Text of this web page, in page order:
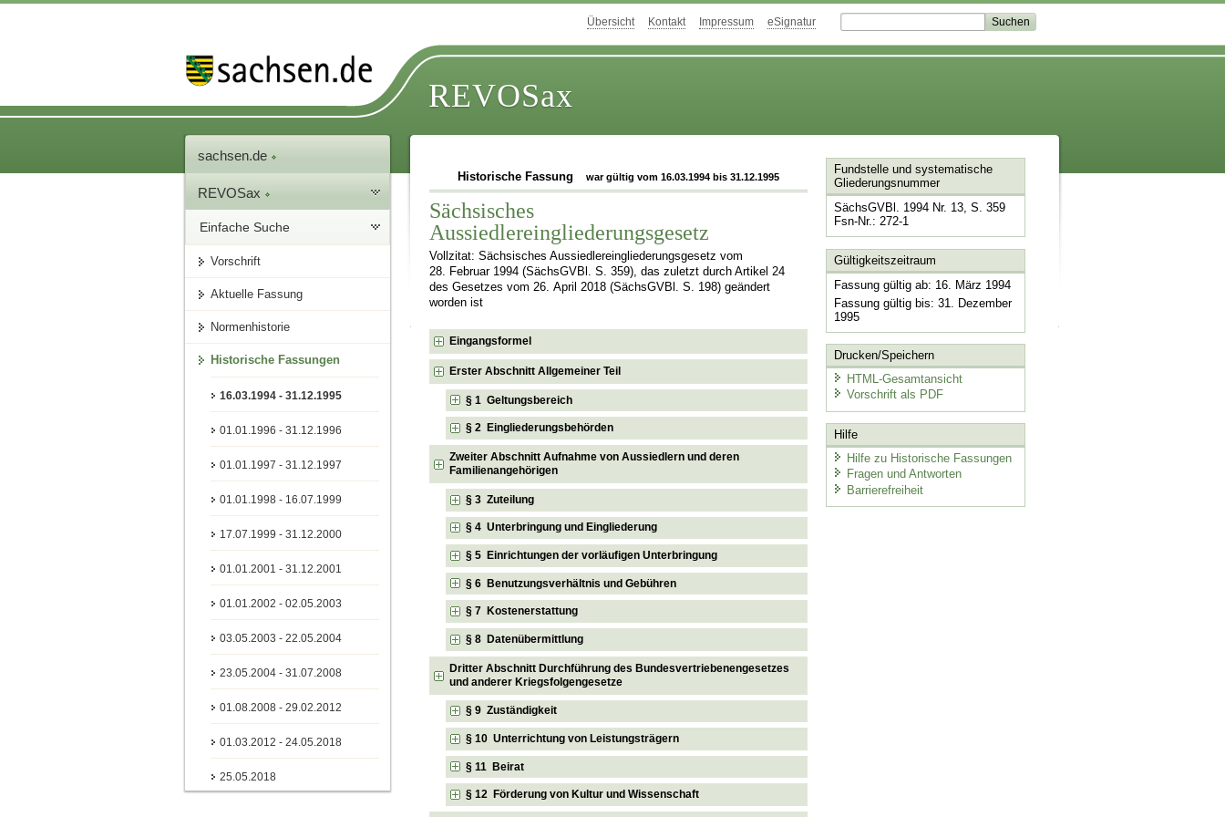
Übersicht Kontakt Impressum eSignatur
REVOSax
sachsen.de
REVOSax
Einfache Suche
Vorschrift
Aktuelle Fassung
Normenhistorie
Historische Fassungen
16.03.1994 - 31.12.1995
01.01.1996 - 31.12.1996
01.01.1997 - 31.12.1997
01.01.1998 - 16.07.1999
17.07.1999 - 31.12.2000
01.01.2001 - 31.12.2001
01.01.2002 - 02.05.2003
03.05.2003 - 22.05.2004
23.05.2004 - 31.07.2008
01.08.2008 - 29.02.2012
01.03.2012 - 24.05.2018
25.05.2018
Historische Fassung war gültig vom 16.03.1994 bis 31.12.1995
Sächsisches
Aussiedlereingliederungsgesetz
Vollzitat: Sächsisches Aussiedlereingliederungsgesetz vom
28. Februar 1994 (SächsGVBl. S. 359), das zuletzt durch Artikel 24
des Gesetzes vom 26. April 2018 (SächsGVBl. S. 198) geändert
worden ist
Eingangsformel
Erster Abschnitt Allgemeiner Teil
§ 1 Geltungsbereich
§ 2 Eingliederungsbehörden
Zweiter Abschnitt Aufnahme von Aussiedlern und deren
Familienangehörigen
§ 3 Zuteilung
§ 4 Unterbringung und Eingliederung
§ 5 Einrichtungen der vorläufigen Unterbringung
§ 6 Benutzungsverhältnis und Gebühren
§ 7 Kostenerstattung
§ 8 Datenübermittlung
Dritter Abschnitt Durchführung des Bundesvertriebenengesetzes
und anderer Kriegsfolgengesetze
§ 9 Zuständigkeit
§ 10 Unterrichtung von Leistungsträgern
§ 11 Beirat
§ 12 Förderung von Kultur und Wissenschaft
Fundstelle und systematische
Gliederungsnummer
SächsGVBl. 1994 Nr. 13, S. 359
Fsn-Nr.: 272-1
Gültigkeitszeitraum
Fassung gültig ab: 16. März 1994
Fassung gültig bis: 31. Dezember
1995
Drucken/Speichern
HTML-Gesamtansicht
Vorschrift als PDF
Hilfe
Hilfe zu Historische Fassungen
Fragen und Antworten
Barrierefreiheit